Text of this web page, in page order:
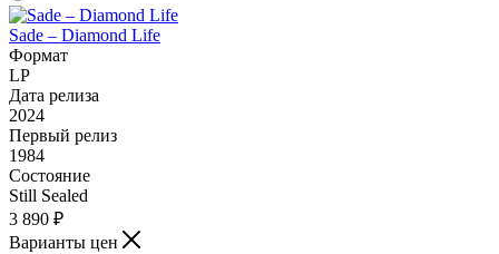
Sade – Diamond Life
Формат
LP
Дата релиза
2024
Первый релиз
1984
Состояние
Still Sealed
3 890 ₽
Варианты цен